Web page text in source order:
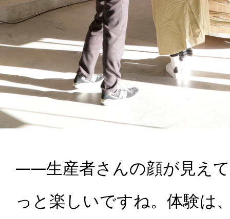
――生産者さんの顔が見え
っと楽しいですね。体験は